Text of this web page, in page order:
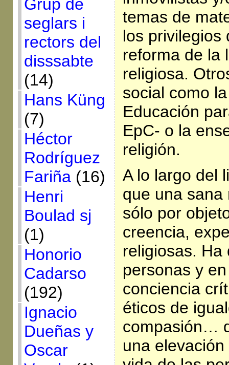
Grup de
seglars i
rectors del
disssabte
(14)
Hans Küng
(7)
Héctor
Rodríguez
Fariña(16)
Henri
Boulad sj
(1)
Honorio
Cadarso
(192)
Ignacio
Dueñas y
Oscar
temas de
los privilegios
reforma de la
religiosa.
social como
Educación
EpC- o la
religión.
A lo largo del
que una sana
sólo por
creencia,
religiosas. Ha
personas y
conciencia
éticos de
compasión…
una